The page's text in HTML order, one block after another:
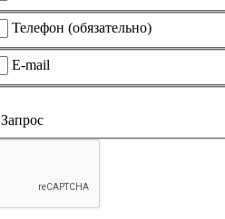
Телефон (обязательно)
E-mail
Запрос